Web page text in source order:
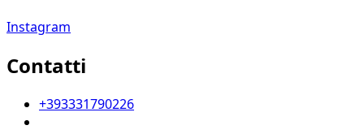
Instagram
Contatti
+393331790226